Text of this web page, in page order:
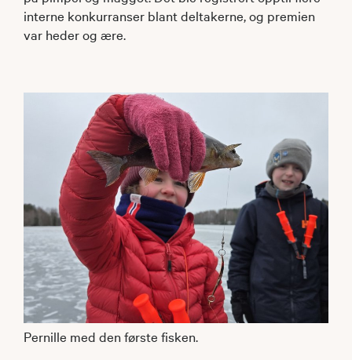
interne konkurranser blant deltakerne, og premien
var heder og ære.
Pernille med den første fisken.